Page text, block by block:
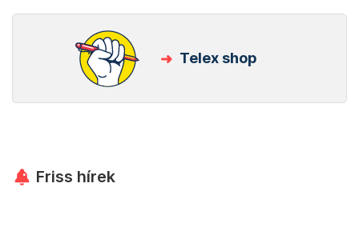
Telex shop
Friss hírek